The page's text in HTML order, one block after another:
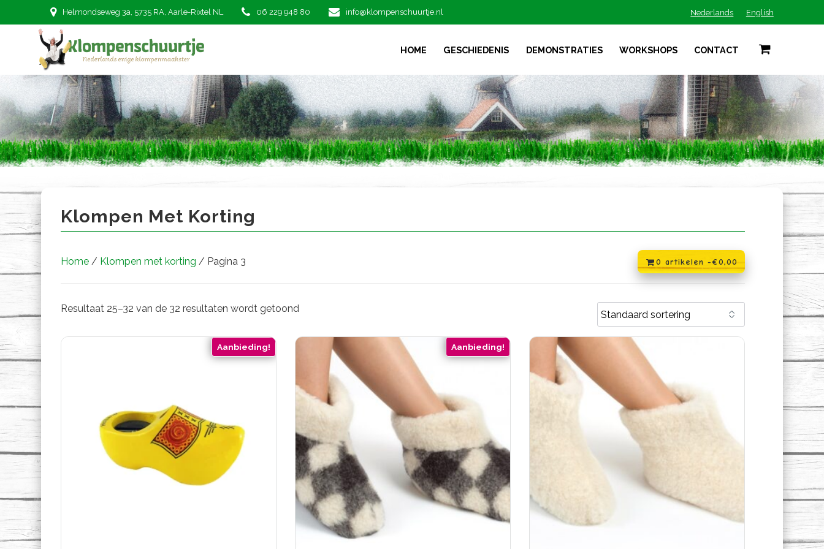
Helmondseweg 3a, 5735 RA, Aarle-Rixtel NL 06 229 948 80 info@klompenschuurtje.nl Nederlands English
HOME GESCHIEDENIS DEMONSTRATIES WORKSHOPS CONTACT
Klompen met korting
Klompen Met Korting
0 artikelen -€0,00
Home / Klompen met korting / Pagina 3
Resultaat 25–32 van de 32 resultaten wordt getoond
Aanbieding! Aanbieding!